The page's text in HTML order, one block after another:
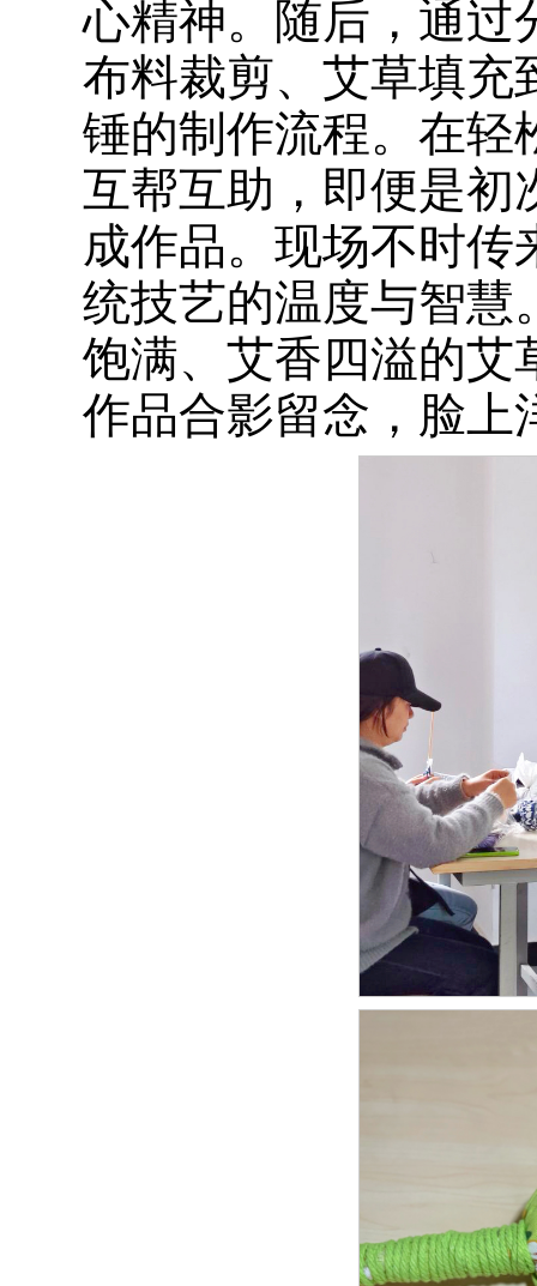
心精神。随后，通过
布料裁剪、艾草填充
锤的制作流程。在轻
互帮互助，即便是初
成作品。现场不时
统技艺的温度与智慧
饱满、艾香四溢的艾
作品合影留念，脸上